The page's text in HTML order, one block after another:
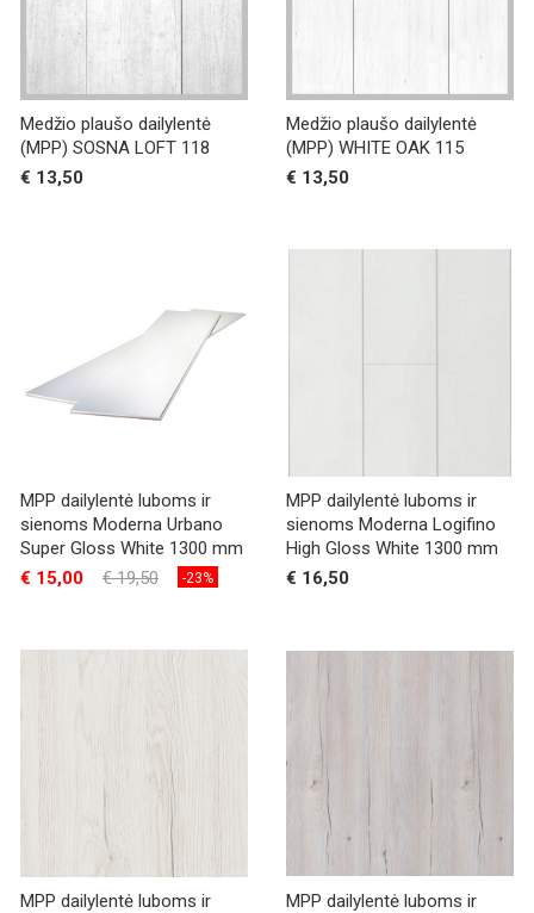
Medžio plaušo dailylentė
(MPP) SOSNA LOFT 118
€ 13,50
Medžio plaušo dailylentė
(MPP) WHITE OAK 115
€ 13,50
MPP dailylentė luboms ir
sienoms Moderna Urbano
Super Gloss White 1300 mm
€ 15,00
€ 19,50 -23%
MPP dailylentė luboms ir
sienoms Moderna Logifino
High Gloss White 1300 mm
€ 16,50
MPP dailylentė luboms ir
MPP dailylentė luboms ir